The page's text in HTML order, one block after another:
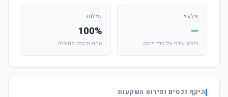
אלפא
—
ביצוע עודף על מדד ייחוס
נזילות
100%
אחוז נכסים סחירים
היקף נכסים ופירוט השקעות